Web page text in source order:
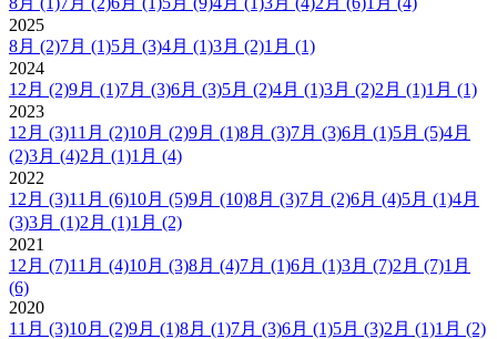
2025
8月 (2)7月 (1)5月 (3)4月 (1)3月 (2)1月 (1)
2024
12月 (2)9月 (1)7月 (3)6月 (3)5月 (2)4月 (1)3月 (2)2月 (1)1月 (1)
2023
12月 (3)11月 (2)10月 (2)9月 (1)8月 (3)7月 (3)6月 (1)5月 (5)4月
(2)3月 (4)2月 (1)1月 (4)
2022
12月 (3)11月 (6)10月 (5)9月 (10)8月 (3)7月 (2)6月 (4)5月 (1)4月
(3)3月 (1)2月 (1)1月 (2)
2021
12月 (7)11月 (4)10月 (3)8月 (4)7月 (1)6月 (1)3月 (7)2月 (7)1月
(6)
2020
11月 (3)10月 (2)9月 (1)8月 (1)7月 (3)6月 (1)5月 (3)2月 (1)1月 (2)